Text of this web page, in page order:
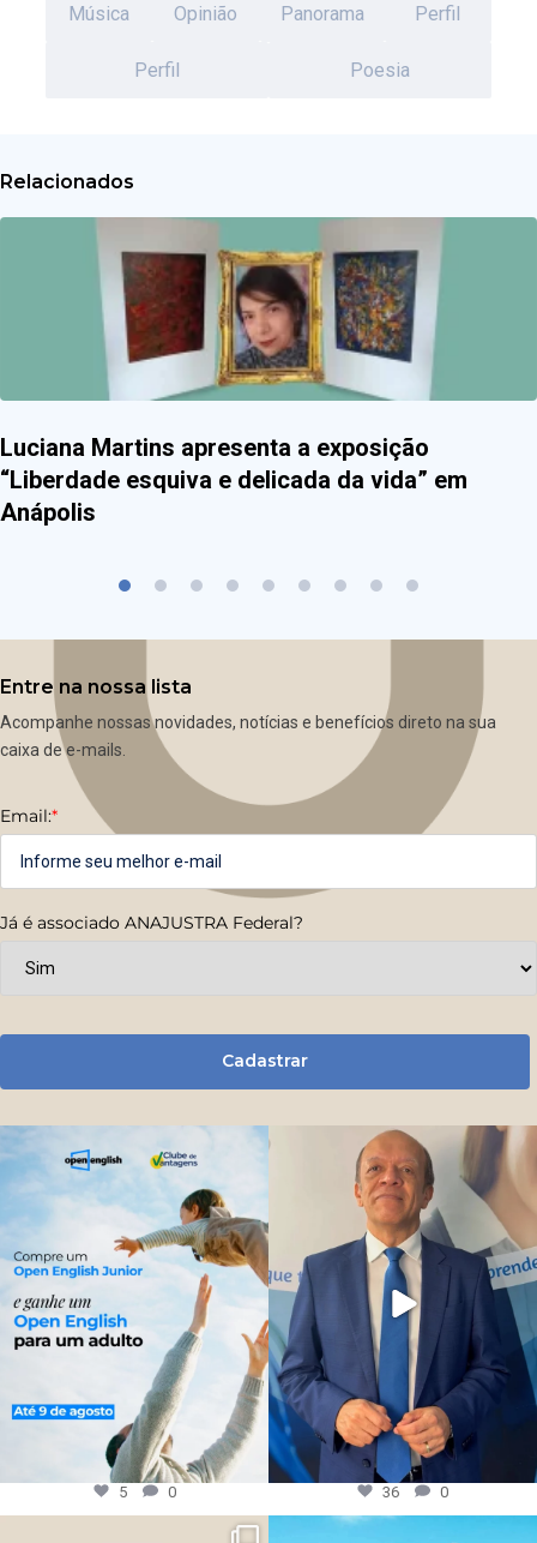
Música Opinião Panorama Perfil
Perfil Poesia
Relacionados
Luciana Martins apresenta a exposição
“Liberdade esquiva e delicada da vida” em
Anápolis
Entre na nossa lista
Acompanhe nossas novidades, notícias e benefícios direto na sua
caixa de e-mails.
Email:*
Já é associado ANAJUSTRA Federal?
Cadastrar
5 0 36 0